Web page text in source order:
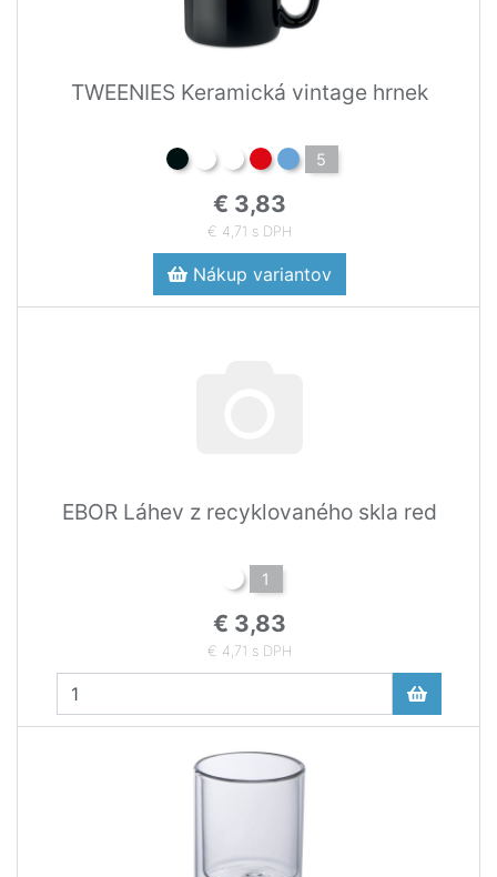
TWEENIES Keramická vintage hrnek
5
€ 3,83
€ 4,71 s DPH
Nákup variantov
EBOR Láhev z recyklovaného skla red
1
€ 3,83
€ 4,71 s DPH